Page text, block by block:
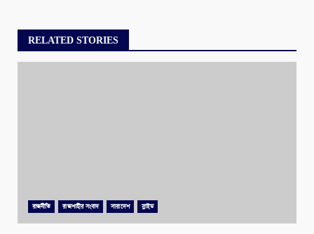
RELATED STORIES
রাজনীতি রাজশাহীর সংবাদ সারাদেশ স্লাইড